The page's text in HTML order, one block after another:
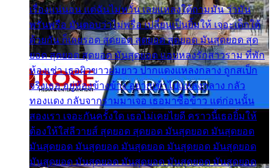
เรื่องแน่นอน แต่ฉันไม่หวั่น เลยแหลงใต้ถามมัน ว่ามัน
พรั่นพรือ มันตอบว่าไม่พรื่อ เปลี่ยนเป็นยิ้มให้ เจอะเด็กใต้
ด้วยกัน ก็เลยรอด สุดยอด สุดยอด สุดยอด มันสุดยอด สุด
ยอด สุดยอด สุดยอด มันสุดยอด แอบหลงรักสาวราม ที่พัก
ห้องเช่า เธอผิวขาวผมยาว ปากแดงแหลงกลาง ถูกสเป็ก
จริงเธอ อยู่ห้องข้างข้าง อยากเข้าไปแหลงกลาง กลัว
ทองแดง กลับจากรามมาเจอ เธอมาซื้อข้าว แต่ก่อนนั้น
สองเรา เจอะกันครั้งใด เธอไม่เคยไยดี คราวนี้เธอยิ้มให้
ต้องให้ใส่ลีวายส์ สุดยอด สุดยอด มันสุดยอด มันสุดยอด
มันสุดยอด มันสุดยอด มันสุดยอด มันสุดยอด มันสุดยอด
มันสุดยอด มันสุดยอด มันสุดยอด มันสุดยอด มันสุดยอด